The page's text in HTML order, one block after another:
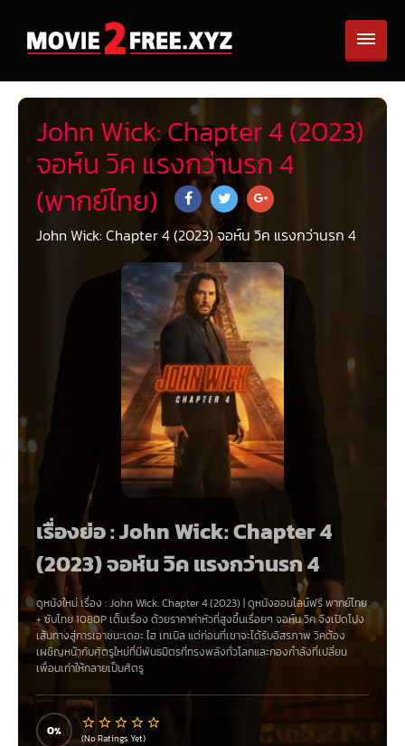
John Wick: Chapter 4 (2023)
จอห์น วิค แรงกว่านรก 4
(พากย์ไทย)
John Wick: Chapter 4 (2023) จอห์น วิค แรงกว่านรก 4
เรื่องย่อ : John Wick: Chapter 4
(2023) จอห์น วิค แรงกว่านรก 4
ดูหนังใหม่ เรื่อง :John Wick: Chapter 4 (2023) |ดูหนังออนไลน์ฟรีพากย์ไทย
+ซับไทย1080P เต็มเรื่อง ด้วยราคาค่าหัวที่สูงขึ้นเรื่อยๆ จอห์น วิค จึงเปิดโปง
เส้นทางสู่การเอาชนะเดอะ ไฮ เทเบิล แต่ก่อนที่เขาจะได้รับอิสรภาพ วิคต้อง
เผชิญหน้ากับศัตรูใหม่ที่มีพันธมิตรที่ทรงพลังทั่วโลกและกองกำลังที่เปลี่ยน
เพื่อนเก่าให้กลายเป็นศัตรู
0 (No Ratings Yet)